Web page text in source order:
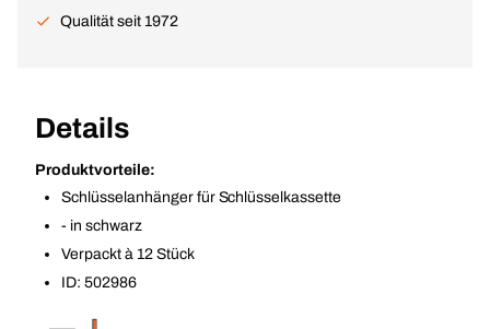
Qualität seit 1972
Details
Produktvorteile:
Schlüsselanhänger für Schlüsselkassette
- in schwarz
Verpackt à 12 Stück
ID: 502986